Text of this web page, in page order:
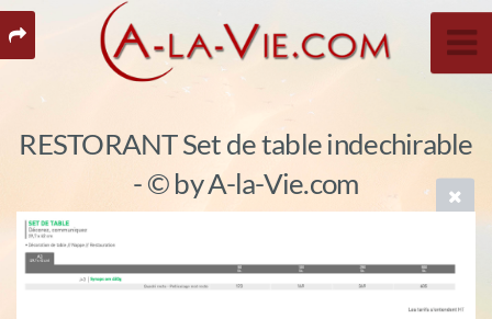
RESTORANT Set de table indechirable
- © by A-la-Vie.com